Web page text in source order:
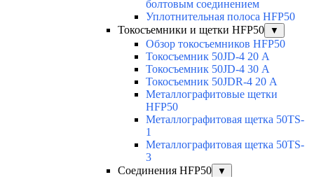
болтовым соединением
Уплотнительная полоса HFP50
Токосъемники и щетки HFP50
▼
Обзор токосъемников HFP50
Токосъемник 50JD-4 20 А
Токосъемник 50JD-4 30 А
Токосъемник 50JDR-4 20 А
Металлографитовые щетки
HFP50
Металлографитовая щетка 50TS-
1
Металлографитовая щетка 50TS-
3
Соединения HFP50
▼